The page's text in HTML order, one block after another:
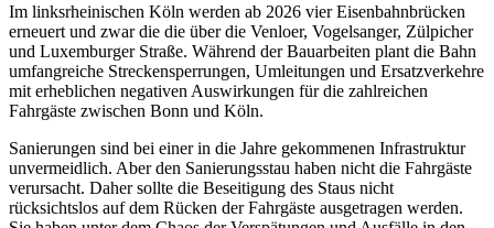
Im linksrheinischen Köln werden ab 2026 vier Eisenbahnbrücken
erneuert und zwar die die über die Venloer, Vogelsanger, Zülpicher
und Luxemburger Straße. Während der Bauarbeiten plant die Bahn
umfangreiche Streckensperrungen, Umleitungen und Ersatzverkehre
mit erheblichen negativen Auswirkungen für die zahlreichen
Fahrgäste zwischen Bonn und Köln.
Sanierungen sind bei einer in die Jahre gekommenen Infrastruktur
unvermeidlich. Aber den Sanierungsstau haben nicht die Fahrgäste
verursacht. Daher sollte die Beseitigung des Staus nicht
rücksichtslos auf dem Rücken der Fahrgäste ausgetragen werden.